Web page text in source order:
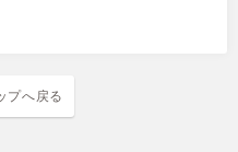
プへ戻る